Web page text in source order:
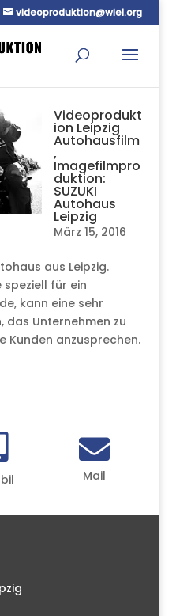
videoproduktion@wiel.org
Videoprodukt
ion Leipzig
Autohausfilm
,
Imagefilmpro
duktion:
SUZUKI
Autohaus
Leipzig
März 15, 2016
aus Leipzig.
speziell für ein
kann eine sehr
das Unternehmen zu
Kunden anzusprechen.

Mail